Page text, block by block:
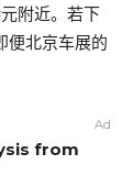
附近。若下
便北京车展的
Ad
from